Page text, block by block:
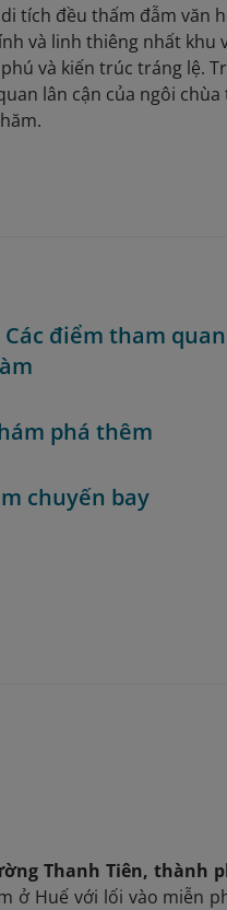
tích đều thấm đẫm văn
và linh thiêng nhất khu
và kiến trúc tráng lệ.
lân cận của ngôi
Các điểm tham
phá thêm
chuyến bay
Thanh Tiên, thành
ở Huế với lối vào miễn